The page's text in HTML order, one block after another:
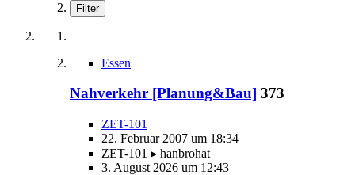
Filter
Essen
Nahverkehr [Planung&Bau] 373
ZET-101
22. Februar 2007 um 18:34
ZET-101 ▸ hanbrohat
3. August 2026 um 12:43